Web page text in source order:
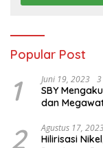
Popular Post
1 Juni 19, 2023
SBY
dan
2 Agustus 17,
Hilirisasi